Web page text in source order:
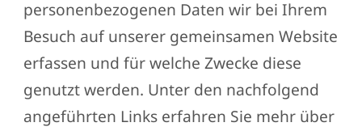
personenbezogenen Daten wir bei Ihrem
Besuch auf unserer gemeinsamen Website
erfassen und für welche Zwecke diese
genutzt werden. Unter den nachfolgend
angeführten Links erfahren Sie mehr über